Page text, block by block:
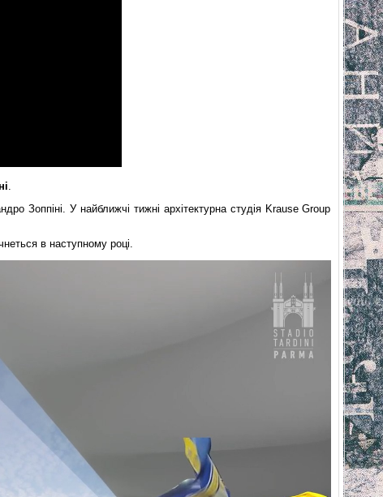
Зоппіні. У найближчі тижні архітектурна студія Krause Group
в наступному році.